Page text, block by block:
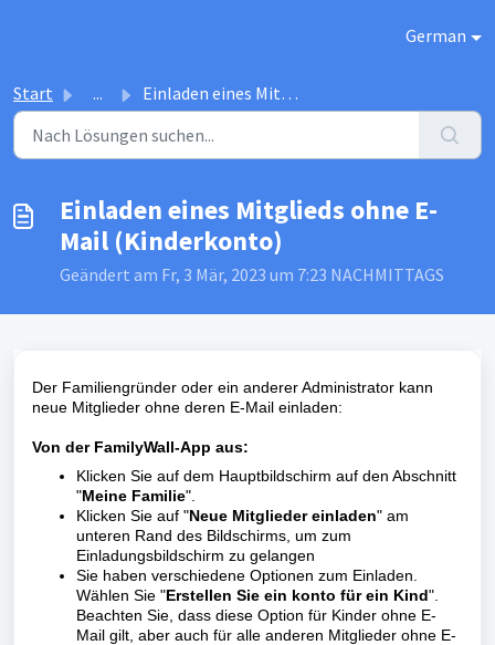
German
Start ... Einladen eines Mitglieds ohne E-Mail (Kinderkonto)
Einladen eines Mitglieds ohne E-
Mail (Kinderkonto)
Geändert am Fr, 3 Mär, 2023 um 7:23 NACHMITTAGS
Der Familiengründer oder ein anderer Administrator kann
neue Mitglieder ohne deren E-Mail einladen:
Von der FamilyWall-App aus:
Klicken Sie auf dem Hauptbildschirm auf den Abschnitt
"Meine Familie".
Klicken Sie auf "Neue Mitglieder einladen" am
unteren Rand des Bildschirms, um zum
Einladungsbildschirm zu gelangen
Sie haben verschiedene Optionen zum Einladen.
Wählen Sie "Erstellen Sie ein konto für ein Kind".
Beachten Sie, dass diese Option für Kinder ohne E-
Mail gilt, aber auch für alle anderen Mitglieder ohne E-